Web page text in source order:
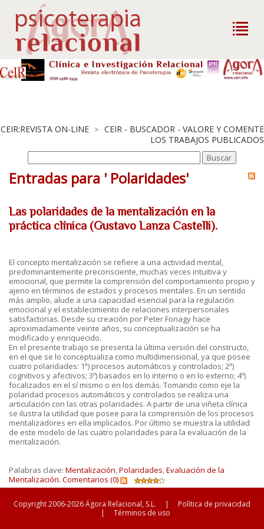
CEIR:REVISTA ON-LINE > CEIR - BUSCADOR - VALORE Y COMENTE
LOS TRABAJOS PUBLICADOS
Entradas para ' Polaridades'
Las polaridades de la mentalización en la
práctica clínica (Gustavo Lanza Castelli).
El concepto mentalización se refiere a una actividad mental,
predominantemente preconsciente, muchas veces intuitiva y
emocional, que permite la comprensión del comportamiento propio y
ajeno en términos de estados y procesos mentales. En un sentido
más amplio, alude a una capacidad esencial para la regulación
emocional y el establecimiento de relaciones interpersonales
satisfactorias. Desde su creación por Peter Fonagy hace
aproximadamente veinte años, su conceptualización se ha
modificado y enriquecido.
En el presente trabajo se presenta la última versión del constructo,
en el que se lo conceptualiza como multidimensional, ya que posee
cuatro polaridades: 1ª) procesos automáticos y controlados; 2ª)
cognitivos y afectivos; 3º) basados en lo interno o en lo externo; 4º)
focalizados en el sí mismo o en los demás. Tomando como eje la
polaridad procesos automáticos y controlados se realiza una
articulación con las otras polaridades. A partir de una viñeta clínica
se ilustra la utilidad que posee para la comprensión de los procesos
mentalizadores en ella implicados. Por último se muestra la utilidad
de este modelo de las cuatro polaridades para la evaluación de la
mentalización.
Palabras clave: Mentalización,Polaridades,Evaluación de la
Mentalización. Comentarios (0)
Copyright 2006-2026 Ágora Relacional, S.L. |
Política de privacidad
|
Términos de uso